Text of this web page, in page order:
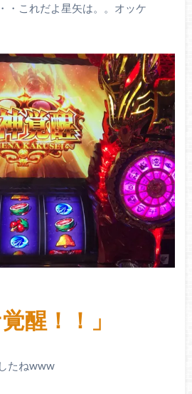
・これだよ星矢は。。オッケ
醒！！」
たねwww